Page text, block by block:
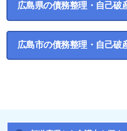
広島県の債務整理・自己破
広島市の債務整理・自己破